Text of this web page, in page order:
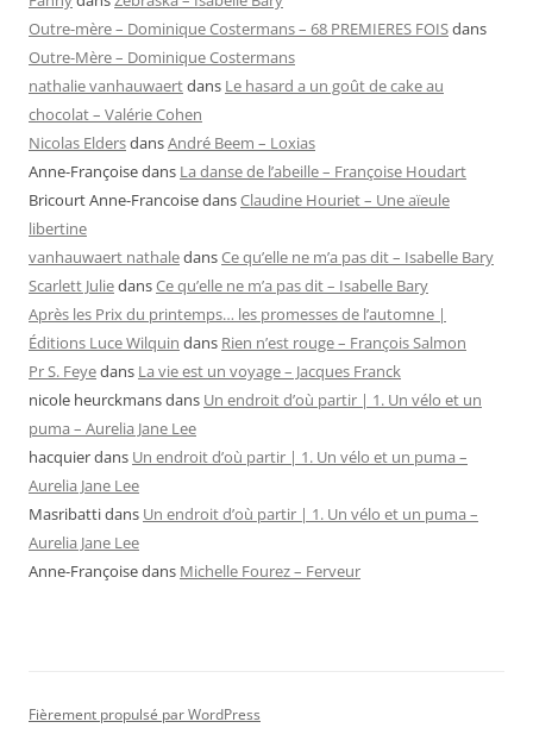
Outre-mère – Dominique Costermans – 68 PREMIERES FOISdans
Outre-Mère – Dominique Costermans
nathalie vanhauwaertdans Le hasard a un goût de cake au
chocolat – Valérie Cohen
Nicolas EldersdansAndré Beem – Loxias
Anne-Françoisedans La danse de l’abeille – Françoise Houdart
Bricourt Anne-FrancoisedansClaudine Houriet – Une aïeule
libertine
vanhauwaert nathaledansCe qu’elle ne m’a pas dit – Isabelle Bary
Scarlett JuliedansCe qu’elle ne m’a pas dit – Isabelle Bary
Après les Prix du printemps… les promesses de l’automne |
Éditions Luce Wilquin dans Rien n’est rouge – François Salmon
Pr S. Feyedans La vie est un voyage – Jacques Franck
nicole heurckmansdans Un endroit d’où partir | 1. Un vélo et un
puma – Aurelia Jane Lee
hacquierdans Un endroit d’où partir | 1. Un vélo et un puma –
Aurelia Jane Lee
Masribattidans Un endroit d’où partir | 1. Un vélo et un puma –
Aurelia Jane Lee
Anne-Françoisedans Michelle Fourez – Ferveur
Fièrement propulsé par WordPress